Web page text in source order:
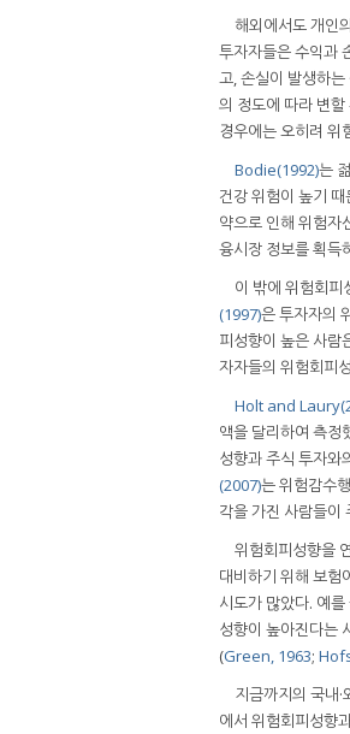
해외에서도 개인
투자자들은 수익과
고, 손실이 발생하
의 정도에 따라 변
경우에는 오히려 위
Bodie(1992)는
건강 위험이 높기
약으로 인해 위험자
융시장 정보를 획득
이 밖에 위험회피
(1997)은 투자자의
피성향이 높은 사람
자자들의 위험회피
Holt and
액을 달리하여 측정
성향과 주식 투자와
(2007)는 위험감수
각을 가진 사람들이
위험회피성향을
대비하기 위해 보험
시도가 많았다. 예를
성향이 높아진다는
(Green, 1963;
지금까지의 국내
에서 위험회피성향